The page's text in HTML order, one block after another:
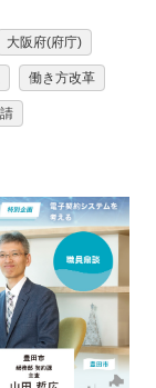
大阪府(府庁)
働き方改革